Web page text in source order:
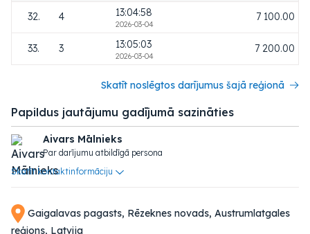
Gaigalavas pagasts, Rēzeknes novads, Austrumlatgales
reģions, Latvija
32. 4 13:04:58
2026-03-04
7 100.00
33. 3 13:05:03
2026-03-04
7 200.00
Skatīt noslēgtos darījumus šajā reģionā
Papildus jautājumu gadījumā sazināties
Aivars Mālnieks
Par darījumu atbildīgā persona
Skatīt kontaktinformāciju